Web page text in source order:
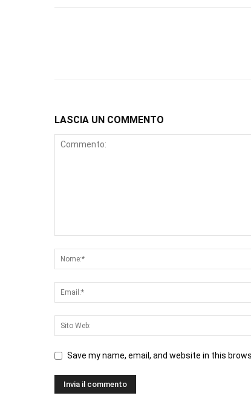
LASCIA UN COMMENTO
Save my name, email, and website in this